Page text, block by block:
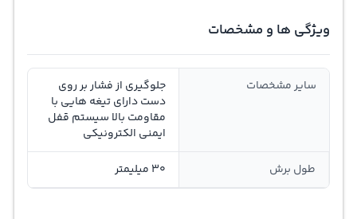
ویژگی ها و مشخصات
سایر مشخصات
جلوگیری از فشار بر روی
دست دارای تیغه هایی با
مقاومت بالا سیستم قفل
ایمنی الکترونیکی
طول برش 30 میلیمتر